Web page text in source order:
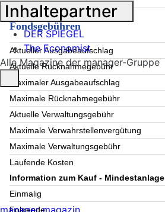
Fondsgebühren
Aktueller Ausgabeaufschlag
Aktuelle Rücknahmegebühr
Maximaler Ausgabeaufschlag
Maximale Rücknahmegebühr
Aktuelle Verwaltungsgebühr
Maximale Verwahrstellenvergütung
Maximale Verwaltungsgebühr
Laufende Kosten
Information zum Kauf - Mindestanlage
Einmalig
Folgende
Inhaltepartner
DER SPIEGEL
The Economist
Alle Magazine der manager-Gruppe
manager magazin